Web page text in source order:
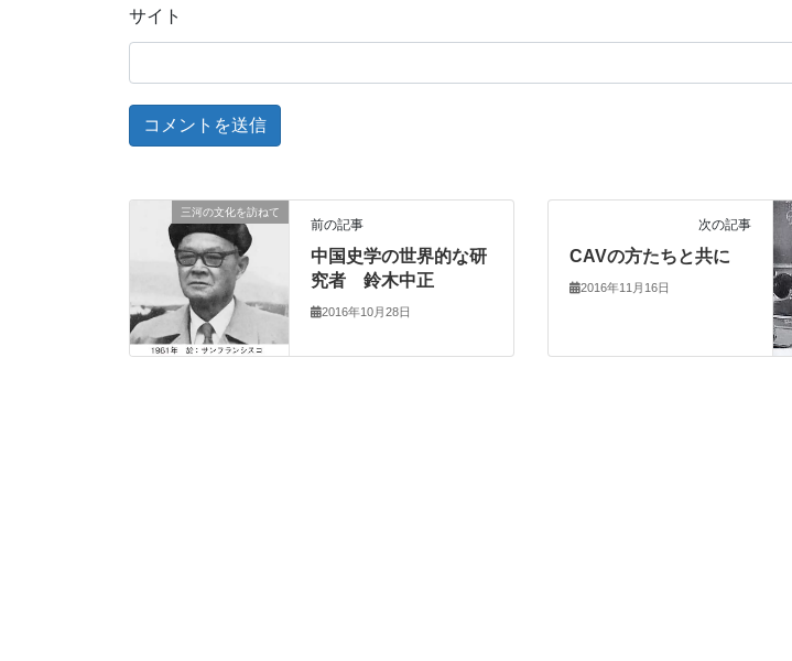
サイト
三河の文化を訪ねて
前の記事
中国史学の世界的な研
究者 鈴木中正
2016年10月28日
次の記事
CAVの方たちと共に
2016年11月16日